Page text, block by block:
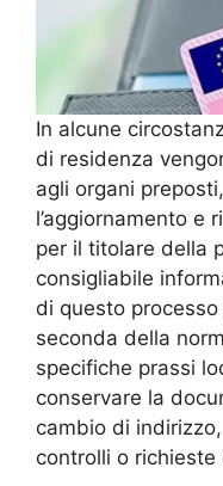
In alcune
di residenza
agli organi
l’aggiornamento e
per il titolare della
consigliabile
di questo
seconda della
specifiche prassi
conservare la
cambio di
controlli o